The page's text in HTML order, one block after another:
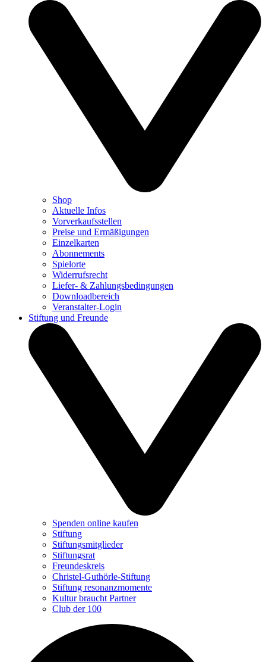
Shop
Aktuelle Infos
Vorverkaufsstellen
Preise und Ermäßigungen
Einzelkarten
Abonnements
Spielorte
Widerrufsrecht
Liefer- & Zahlungsbedingungen
Downloadbereich
Veranstalter-Login
Stiftung und Freunde
Spenden online kaufen
Stiftung
Stiftungsmitglieder
Stiftungsrat
Freundeskreis
Christel-Guthörle-Stiftung
Stiftung resonanzmomente
Kultur braucht Partner
Club der 100